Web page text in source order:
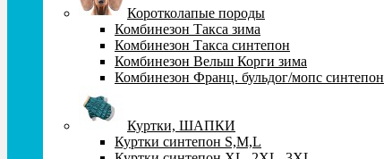
Коротколапые породы
Комбинезон Такса зима
Комбинезон Такса синтепон
Комбинезон Вельш Корги зима
Комбинезон Франц. бульдог/мопс синтепон
Куртки, ШАПКИ
Куртки синтепон S,М,L